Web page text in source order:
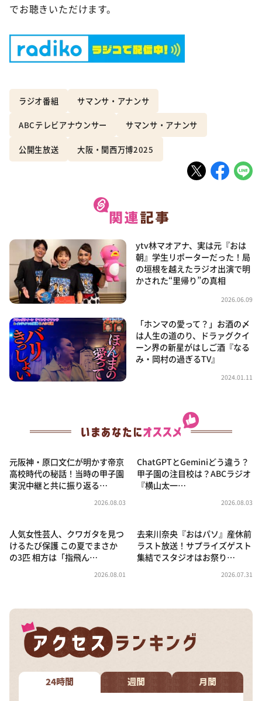
でお聴きいただけます。
ラジオ番組 サマンサ・アナンサ
ABCテレビアナウンサー サマンサ・アナンサ
公開生放送 大阪・関西万博2025
ytv林マオアナ、実は元『おは
朝』学生リポーターだった！局
の垣根を越えたラジオ出演で明
かされた“里帰り”の真相
2026.06.09
「ホンマの愛って？」お酒の〆
は人生の道のり、ドラァグクイ
ーン界の新星がはしご酒『なる
み・岡村の過ぎるTV』
2024.01.11
元阪神・原口文仁が明かす帝京
高校時代の秘話！当時の甲子園
実況中継と共に振り返る…
2026.08.03
ChatGPTとGeminiどう違う？
甲子園の注目校は？ABCラジオ
『横山太一…
2026.08.03
人気女性芸人、クワガタを見つ
けるたび保護 この夏でまさか
の3匹 相方は「指飛ん…
2026.08.01
去来川奈央『おはパソ』産休前
ラスト放送！サプライズゲスト
集結でスタジオはお祭り…
2026.07.31
24時間 週間 月間